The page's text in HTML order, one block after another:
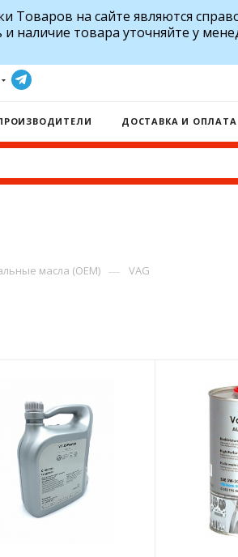
на сайте являются
наличие товара уточняйте у
ДОСТАВКА И ОПЛАТА
масла (OEM) — VAG